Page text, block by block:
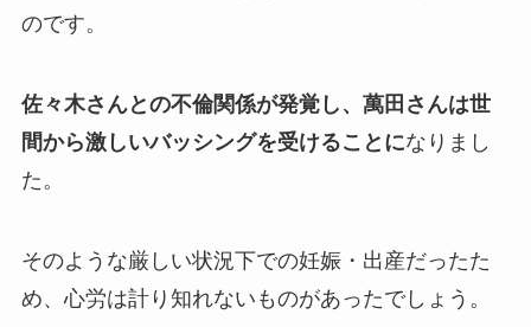
のです。
佐々木さんとの不倫関係が発覚し、萬田さんは世
間から激しいバッシングを受けることになりまし
た。
そのような厳しい状況下での妊娠・出産だったた
め、心労は計り知れないものがあったでしょう。